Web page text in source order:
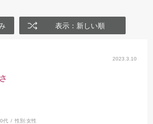
表示：新しい順
2023.3.10
代 性別:女性